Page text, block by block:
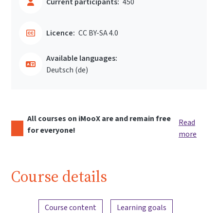
Licence: CC BY-SA 4.0
Available languages:
Deutsch ‎(de)‎
All courses on iMooX are and remain free
for everyone!
Read
more
Course details
Content overview
Course content
Learning goals